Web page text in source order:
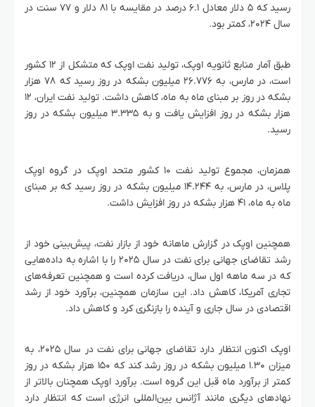
رسید که ۵ دلار معادل ۶.۱ درصد در مقایسه با ۸۱ دلار و ۷۷ سنت در
سال ۲۰۲۴، کمتر بود.
طبق آمار منابع ثانویه اوپک، تولید نفت اوپک که متشکل از ۱۲ کشور
است، در مارس، به ۲۶.۷۷۶ میلیون بشکه در روز رسید که ۷۸ هزار
بشکه در روز بر مبنای ماه به ماه، کاهش داشت. تولید نفت ایران، ۱۲
هزار بشکه در روز افزایش یافت و به ۳.۳۳۵ میلیون بشکه در روز
رسید.
همزمان، مجموع تولید نفت ۱۰ کشور متحد اوپک در گروه اوپک
پلاس، در مارس، به ۱۴.۲۴۴ میلیون بشکه در روز رسید که بر مبنای
ماه به ماه، ۴۱ هزار بشکه در روز افزایش داشت.
همچنین اوپک در گزارش ماهانه خود از بازار نفت، پیش‌بینی خود از
رشد تقاضای جهانی برای نفت در سال ۲۰۲۵ را با اشاره به داده‌هایی
که در سه ماهه اول سال، دریافت کرده است و همچنین تعرفه‌های
تجاری آمریکا، کاهش داد. این سازمان همچنین، برآورد خود از رشد
اقتصادی در سال جاری و آینده را بازنگری کرد و کاهش داد.
اوپک اکنون انتظار دارد تقاضای جهانی برای نفت در سال ۲۰۲۵، به
میزان ۱.۳۰ میلیون بشکه در روز رشد کند که ۱۵۰ هزار بشکه در روز
کمتر از برآورد ماه قبل این گروه است. برآورد اوپک همچنان بالاتر از
نهادهای دیگری مانند آژانس بین‌المللی انرژی است که انتظار دارد